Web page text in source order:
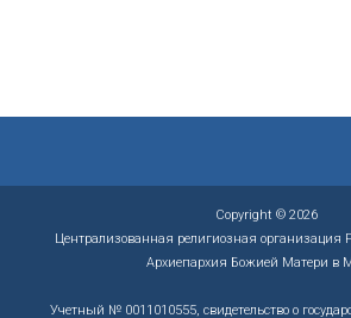
Copyright © 2026
Централизованная религиозная организация
Архиепархия Божией Матери в
Учетный № 0011010555, свидетельство о